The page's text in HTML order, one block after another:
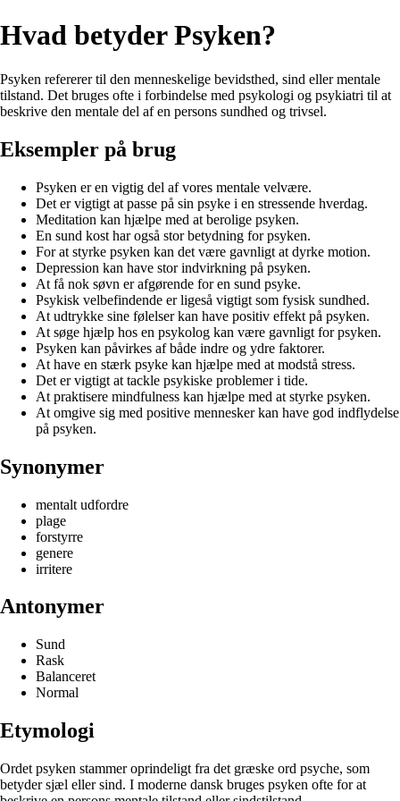
Hvad betyder Psyken?
Psyken refererer til den menneskelige bevidsthed, sind eller mentale
tilstand. Det bruges ofte i forbindelse med psykologi og psykiatri til at
beskrive den mentale del af en persons sundhed og trivsel.
Eksempler på brug
Psyken er en vigtig del af vores mentale velvære.
Det er vigtigt at passe på sin psyke i en stressende hverdag.
Meditation kan hjælpe med at berolige psyken.
En sund kost har også stor betydning for psyken.
For at styrke psyken kan det være gavnligt at dyrke motion.
Depression kan have stor indvirkning på psyken.
At få nok søvn er afgørende for en sund psyke.
Psykisk velbefindende er ligeså vigtigt som fysisk sundhed.
At udtrykke sine følelser kan have positiv effekt på psyken.
At søge hjælp hos en psykolog kan være gavnligt for psyken.
Psyken kan påvirkes af både indre og ydre faktorer.
At have en stærk psyke kan hjælpe med at modstå stress.
Det er vigtigt at tackle psykiske problemer i tide.
At praktisere mindfulness kan hjælpe med at styrke psyken.
At omgive sig med positive mennesker kan have god indflydelse
på psyken.
Synonymer
mentalt udfordre
plage
forstyrre
genere
irritere
Antonymer
Sund
Rask
Balanceret
Normal
Etymologi
Ordet psyken stammer oprindeligt fra det græske ord psyche, som
betyder sjæl eller sind. I moderne dansk bruges psyken ofte for at